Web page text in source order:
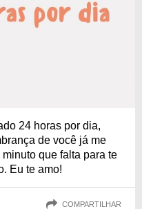
24 horas por dia,
de você já me
que falta para te
Eu te amo!
COMPARTILHAR